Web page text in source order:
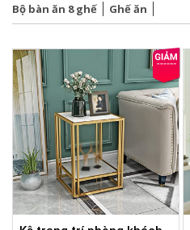
Bộ bàn ăn 8 ghế
Ghế ăn